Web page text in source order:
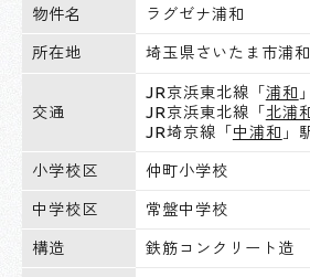
物件名 ラグゼナ浦和
所在地 埼玉県さいたま市浦
交通
JR京浜東北線「 浦和
JR京浜東北線「 北浦
JR埼京線「 中浦和 」
小学校区 仲町小学校
中学校区 常盤中学校
構造 鉄筋コンクリート造